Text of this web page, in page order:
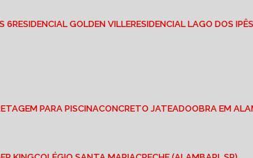
6 RESIDENCIAL GOLDEN VILLE RESIDENCIAL LAGO DOS IPÊS
PARA PISCINA CONCRETO JATEADO
OBRA EM